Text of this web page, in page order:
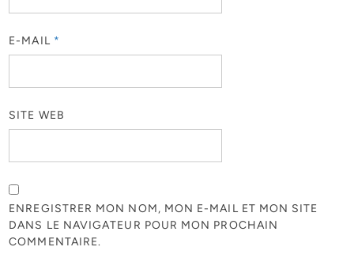
E-MAIL *
SITE WEB
ENREGISTRER MON NOM, MON E-MAIL ET MON SITE
DANS LE NAVIGATEUR POUR MON PROCHAIN
COMMENTAIRE.